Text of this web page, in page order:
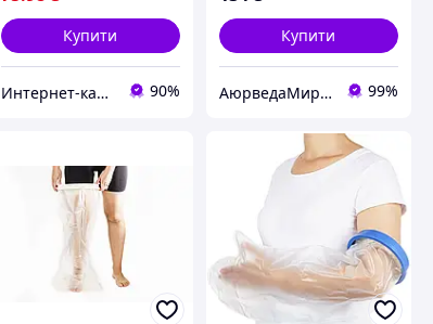
Купити
Интернет-кат​​алог ск​​ид​​ок Zakazov 90%
Купити
АюрведаМир інтернет магазин для здоров'я та оригінальної продукції з Індії 99%